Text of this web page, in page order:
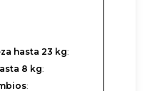
hasta 23 kg:
8 kg:
: